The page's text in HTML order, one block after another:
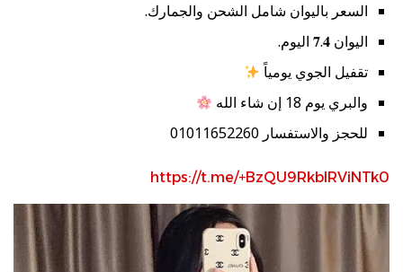
السعر باليوان شامل الشحن والجمارك.
اليوان 𝟕.𝟒 اليوم.
تقفيل الجوي يومياً
والبري يوم 18 إن شاء الله
للحجز والاستفسار 01011652260
https://t.me/+BzQU9RkblRViNTk0